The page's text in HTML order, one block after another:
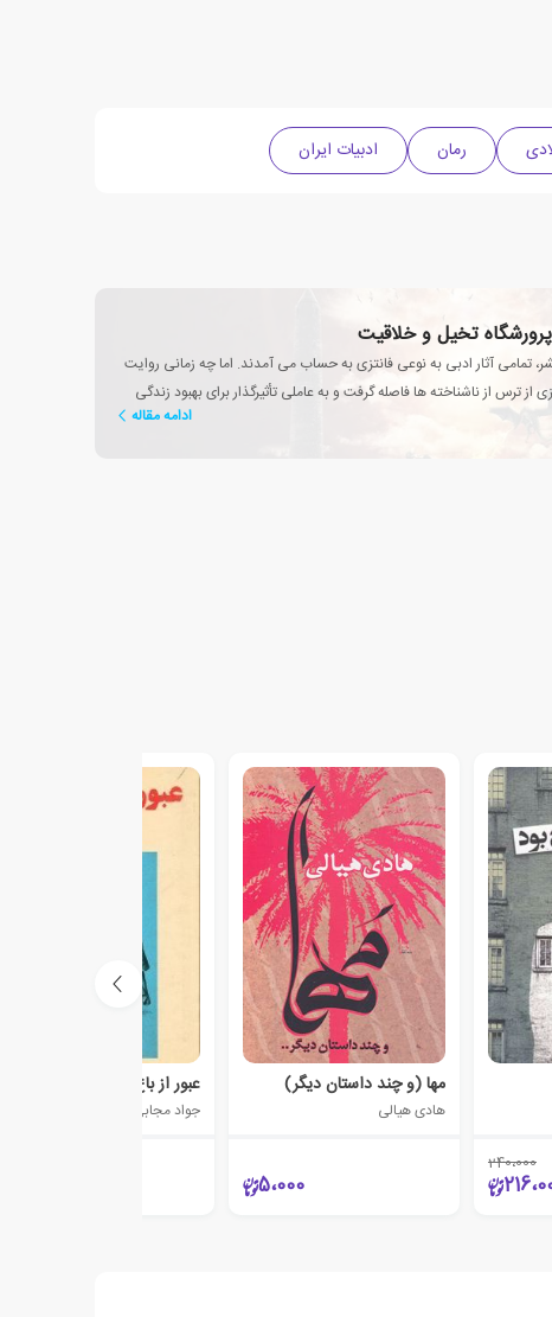
رمان ادبیات ایران
پرورشگاه تخیل و خلاقیت
تمامی آثار ادبی به نوعی فانتزی به حساب می آمدند. اما چه زمانی روایت
از ترس از ناشناخته ها فاصله گرفت و به عاملی تأثیرگذار برای بهبود زندگی
ادامه مقاله
240،000
مها (و چند داستان دیگر)
هادی هیالی
5،000
عبور از باغ قرمز
جواد مجابی